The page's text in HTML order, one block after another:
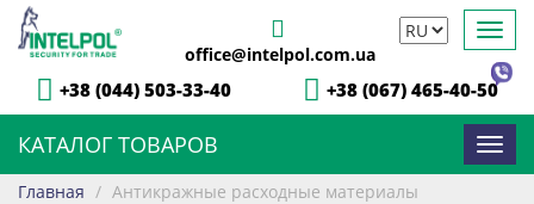
office@intelpol.com.ua
+38 (044) 503-33-40 +38 (067) 465-40-50
КАТАЛОГ ТОВАРОВ
Главная / Антикражные расходные материалы